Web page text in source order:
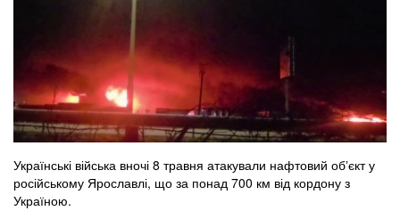
Українські війська вночі 8 травня атакували нафтовий обʼєкт у
російському Ярославлі, що за понад 700 км від кордону з
Україною.